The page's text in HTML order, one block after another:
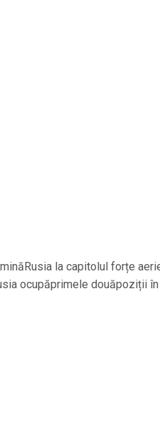
la capitolul forțe
ocupăprimele douăpoziții în